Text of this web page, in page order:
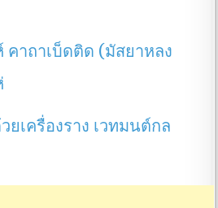
คาถาเบ็ดติด (มัสยาหลง
ยเครื่องราง เวทมนต์กล